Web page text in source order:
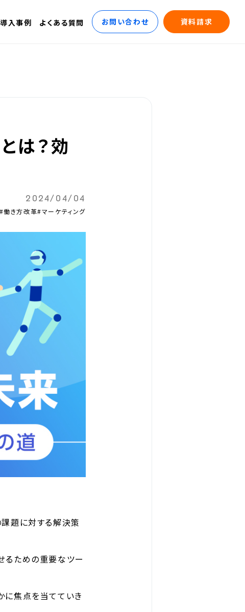
導入事例 よくある質問 お問い合わせ 資料請求
は？効
2024/04/04
#働き方改革#マーケティング
題に対する解決策
るための重要なツー
に焦点を当てていき